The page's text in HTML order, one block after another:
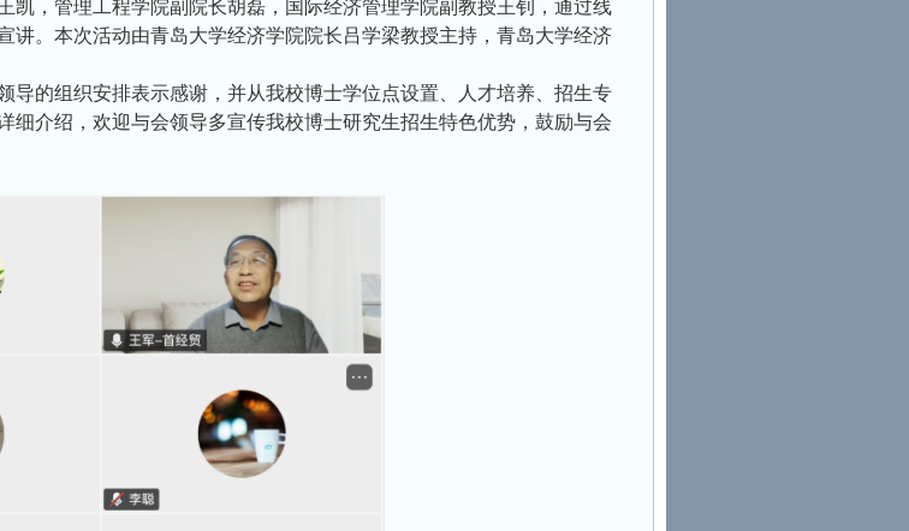
凯，管理工程学院副院长胡磊，国际经济管理学院副教授王钊，通过线
讲。本次活动由青岛大学经济学院院长吕学梁教授主持，青岛大学经济
导的组织安排表示感谢，并从我校博士学位点设置、人才培养、招生专
细介绍，欢迎与会领导多宣传我校博士研究生招生特色优势，鼓励与会